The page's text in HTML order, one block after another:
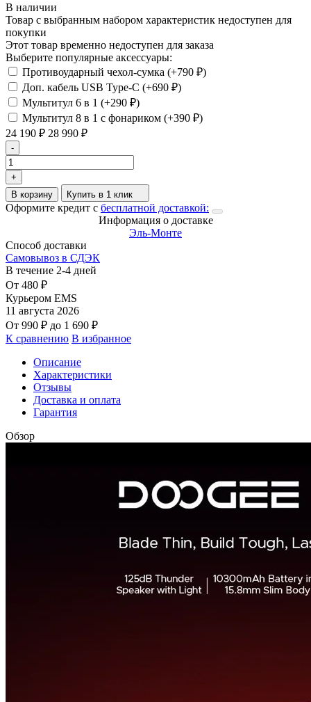
В наличии
Товар с выбранным набором характеристик недоступен для
покупки
Этот товар временно недоступен для заказа
Выберите популярные аксессуары:
Противоударный чехол-сумка (+790 ₽)
Доп. кабель USB Type-C (+690 ₽)
Мультитул 6 в 1 (+290 ₽)
Мультитул 8 в 1 с фонариком (+390 ₽)
24 190 ₽ 28 990 ₽
-
+
В корзину
Купить в 1 клик
Оформите кредит с бесплатной доставкой:
Информация о доставке
Эль-Монте
Способ доставки
Самовывоз в СДЭК
В течение 2-4 дней
От 480 ₽
Курьером EMS
11 августа 2026
От 990 ₽ до 1 690 ₽
К сравнению В избранное
Описание
Характеристики
Отзывы
Доставка и оплата
Гарантия
Обзор